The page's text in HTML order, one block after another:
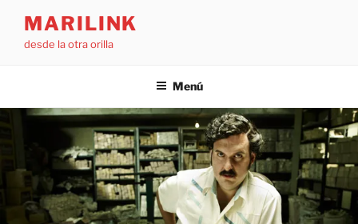
contenido
MARILINK
desde la otra orilla
Menú